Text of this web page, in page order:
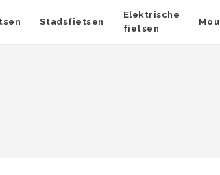
Stadsfietsen
Elektrische
fietsen